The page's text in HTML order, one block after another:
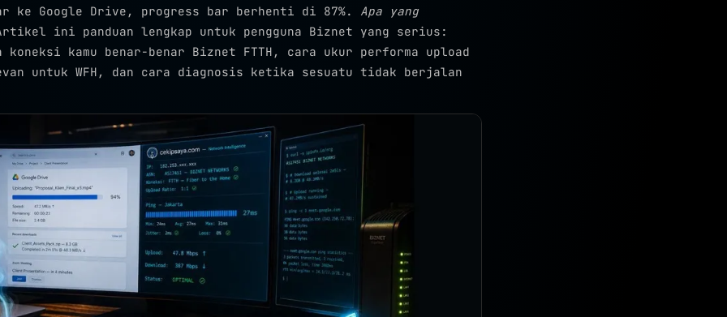
ke Google Drive, progress bar berhenti di 87%. Apa yang
ini panduan lengkap untuk pengguna Biznet yang serius:
kamu benar-benar Biznet FTTH, cara ukur performa upload
untuk WFH, dan cara diagnosis ketika sesuatu tidak berjalan